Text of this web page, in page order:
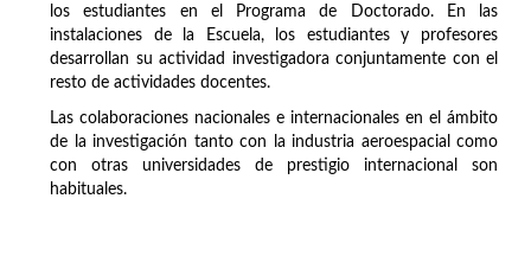
los estudiantes en el Programa de Doctorado. En las
instalaciones de la Escuela, los estudiantes y profesores
desarrollan su actividad investigadora conjuntamente con el
resto de actividades docentes.
Las colaboraciones nacionales e internacionales en el ámbito
de la investigación tanto con la industria aeroespacial como
con otras universidades de prestigio internacional son
habituales.